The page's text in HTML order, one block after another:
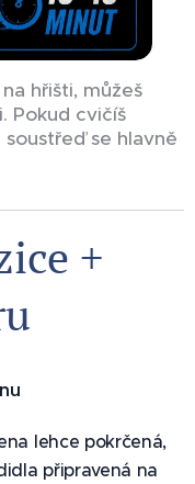
hřišti, můžeš
Pokud cvičíš
se hlavně
+
🛡️
lehce pokrčená,
připravená na